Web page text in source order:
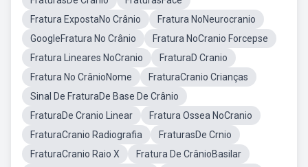
Fratura ExpostaNo Crânio
Fratura NoNeurocranio
GoogleFratura No Crânio
Fratura NoCranio Forcepse
Fratura Lineares NoCranio
FraturaD Cranio
Fratura No CrânioNome
FraturaCranio Crianças
Sinal De FraturaDe Base De Crânio
FraturaDe Cranio Linear
Fratura Ossea NoCranio
FraturaCranio Radiografia
FraturasDe Crnio
FraturaCranio Raio X
Fratura De CrânioBasilar